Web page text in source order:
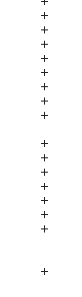















